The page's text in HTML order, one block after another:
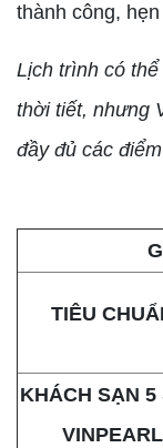
thành công,
Lịch trình có
thời tiết, nhưng
đầy đủ các
TIÊU
KHÁCH SẠN 5
VINPEARL